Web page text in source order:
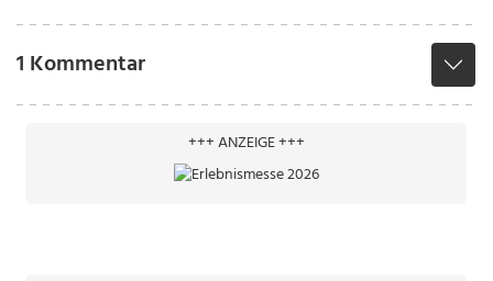
1 Kommentar
+++ ANZEIGE +++